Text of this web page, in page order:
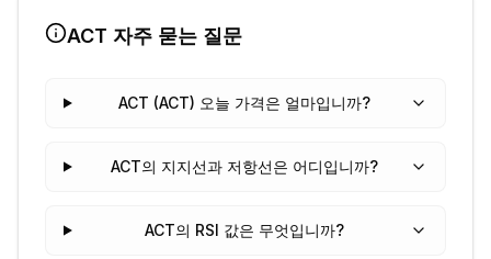
ACT 자주 묻는 질문
ACT (ACT) 오늘 가격은 얼마입니까?
ACT의 지지선과 저항선은 어디입니까?
ACT의 RSI 값은 무엇입니까?